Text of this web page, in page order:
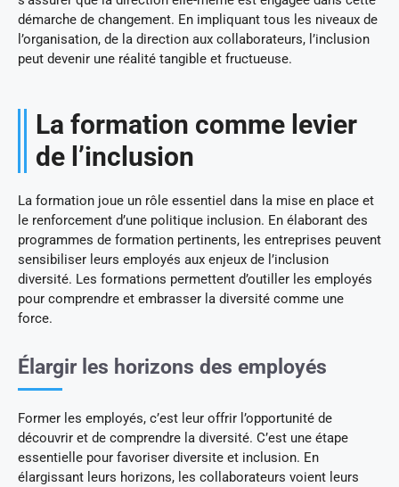
démarche de changement. En impliquant tous les niveaux de
l’organisation, de la direction aux collaborateurs, l’inclusion
peut devenir une réalité tangible et fructueuse.
La formation comme levier
de l’inclusion
La formation joue un rôle essentiel dans la mise en place et
le renforcement d’une politique inclusion. En élaborant des
programmes de formation pertinents, les entreprises peuvent
sensibiliser leurs employés aux enjeux de l’inclusion
diversité. Les formations permettent d’outiller les employés
pour comprendre et embrasser la diversité comme une
force.
Élargir les horizons des employés
Former les employés, c’est leur offrir l’opportunité de
découvrir et de comprendre la diversité. C’est une étape
essentielle pour favoriser diversite et inclusion. En
élargissant leurs horizons, les collaborateurs voient leurs